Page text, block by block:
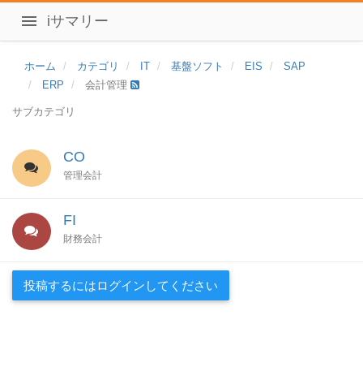
iサマリー
ホーム カテゴリ IT 基盤ソフト EIS
SAP
ERP
会計管理
サブカテゴリ
CO
管理会計
FI
財務会計
投稿するにはログインしてください